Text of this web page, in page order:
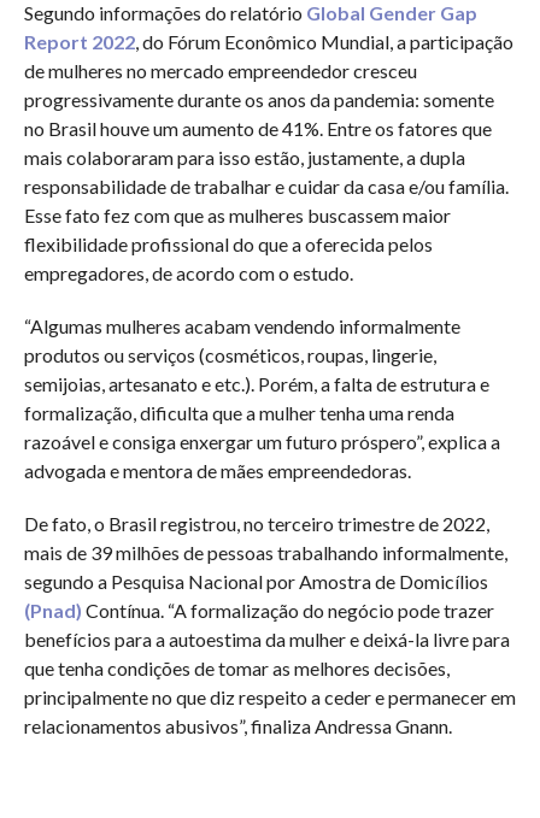
Segundo informações do relatório Global Gender Gap
Report 2022, do Fórum Econômico Mundial, a participação
de mulheres no mercado empreendedor cresceu
progressivamente durante os anos da pandemia: somente
no Brasil houve um aumento de 41%. Entre os fatores que
mais colaboraram para isso estão, justamente, a dupla
responsabilidade de trabalhar e cuidar da casa e/ou família.
Esse fato fez com que as mulheres buscassem maior
flexibilidade profissional do que a oferecida pelos
empregadores, de acordo com o estudo.
“Algumas mulheres acabam vendendo informalmente
produtos ou serviços (cosméticos, roupas, lingerie,
semijoias, artesanato e etc.). Porém, a falta de estrutura e
formalização, dificulta que a mulher tenha uma renda
razoável e consiga enxergar um futuro próspero”, explica a
advogada e mentora de mães empreendedoras.
De fato, o Brasil registrou, no terceiro trimestre de 2022,
mais de 39 milhões de pessoas trabalhando informalmente,
segundo a Pesquisa Nacional por Amostra de Domicílios
(Pnad) Contínua. “A formalização do negócio pode trazer
benefícios para a autoestima da mulher e deixá-la livre para
que tenha condições de tomar as melhores decisões,
principalmente no que diz respeito a ceder e permanecer em
relacionamentos abusivos”, finaliza Andressa Gnann.